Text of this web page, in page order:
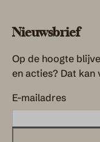
Nieuwsbrief
Op de hoogte
en acties? Dat kan
E-mailadres